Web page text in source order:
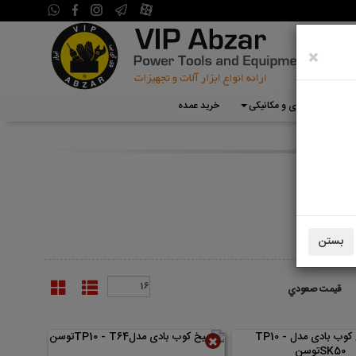
تجهیزات گاراژی و مکانیکی خرید عمده
قيمت صعودي
×
بستن